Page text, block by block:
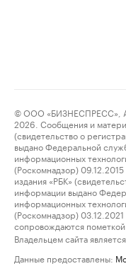
© ООО «БИЗНЕСПРЕСС»,
2026. Сообщения и
(свидетельство о
выдано Федеральной
информационных
(Роскомнадзор)
издания «РБК»
информации выдано
информационных
(Роскомнадзор)
сопровождаются пометкой
Владельцем сайта
Данные предоставлены: